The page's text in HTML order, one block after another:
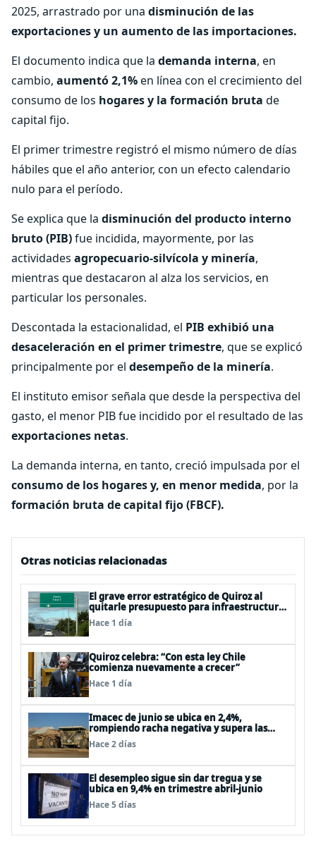
2025, arrastrado por una disminución de las
exportaciones y un aumento de las importaciones.
El documento indica que la demanda interna, en
cambio, aumentó 2,1%en línea con el crecimiento del
consumo de los hogares y la formación bruta de
capital fijo.
El primer trimestre registró el mismo número de días
hábiles que el año anterior, con un efecto calendario
nulo para el período.
Se explica que la disminución del producto interno
bruto (PIB)fue incidida, mayormente, por las
actividades agropecuario-silvícola y minería,
mientras que destacaron al alza los servicios, en
particular los personales.
Descontada la estacionalidad, el PIB exhibió una
desaceleración en el primer trimestre, que se explicó
principalmente por el desempeño de la minería.
El instituto emisor señala que desde la perspectiva del
gasto, el menor PIB fue incidido por el resultado de las
exportaciones netas.
La demanda interna, en tanto, creció impulsada por el
consumo de los hogares y, en menor medida, por la
formación bruta de capital fijo (FBCF).
Otras noticias relacionadas
El grave error estratégico de Quiroz al
quitarle presupuesto para infraestructura
vial del Biobío
Hace 1 día
Quiroz celebra: “Con esta ley Chile
comienza nuevamente a crecer”
Hace 1 día
Imacec de junio se ubica en 2,4%,
rompiendo racha negativa y supera las
expectativas
Hace 2 días
El desempleo sigue sin dar tregua y se
ubica en 9,4% en trimestre abril-junio
Hace 5 días